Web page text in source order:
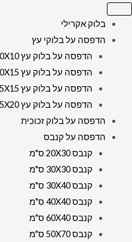
בלוק אקרילי
הדפסה על בלוקי עץ
הדפסה על בלוק עץ 10X10 ס"מ
הדפסה על בלוק עץ 10X15 ס"מ
הדפסה על בלוק עץ 15X15 ס"מ
הדפסה על בלוק עץ 15X20 ס”מ
הדפסה על בלוק זכוכית
הדפסה על קנבס
קנבס 20X30 ס"מ
קנבס 30X30 ס"מ
קנבס 30X40 ס"מ
קנבס 40X40 ס"מ
קנבס 60X40 ס"מ
קנבס 50X70 ס"מ
או
זכוכית
מחוסמת